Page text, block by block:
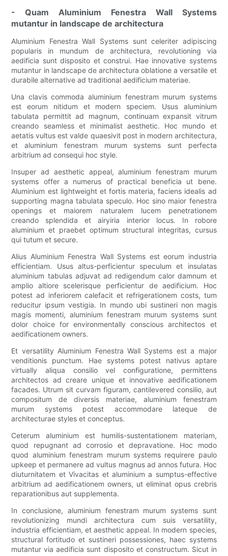
- Quam Aluminium Fenestra Wall Systems
mutantur in landscape de architectura
Aluminium Fenestra Wall Systems sunt celeriter adipiscing
popularis in mundum de architectura, revolutioning via
aedificia sunt disposito et construi. Hae innovative systems
mutantur in landscape de architectura oblatione a versatile et
durabile alternative ad traditional aedificium materiae.
Una clavis commoda aluminium fenestram murum systems
est eorum nitidum et modern speciem. Usus aluminium
tabulata permittit ad magnum, continuam expansit vitrum
creando seamless et minimalist aesthetic. Hoc mundo et
aetatis vultus est valde quaesivit post in modern architectura,
et aluminium fenestram murum systems sunt perfecta
arbitrium ad consequi hoc style.
Insuper ad aesthetic appeal, aluminium fenestram murum
systems offer a numerus of practical beneficia ut bene.
Aluminium est lightweight et fortis materia, faciens idealis ad
supporting magna tabulata speculo. Hoc sino maior fenestra
openings et maiorem naturalem lucem penetrationem
creando splendida et airyiria interior locus. In robore
aluminium et praebet optimum structural integritas, cursus
qui tutum et secure.
Alius Aluminium Fenestra Wall Systems est eorum industria
efficientiam. Usus altus-perficientur speculum et insulatas
aluminium tabulas adjuvat ad redigendum calor damnum et
amplio altiore scelerisque perficientur de aedificium. Hoc
potest ad inferiorem calefacit et refrigerationem costs, tum
reducitur ipsum vestigia. In mundo ubi sustineri non magis
magis momenti, aluminium fenestram murum systems sunt
dolor choice for environmentally conscious architectos et
aedificationem owners.
Et versatility Aluminium Fenestra Wall Systems est a major
venditionis punctum. Hae systems potest nativus aptare
virtually aliqua consilio vel configuratione, permittens
architectos ad creare unique et innovative aedificationem
facades. Utrum sit curvam figuram, cantilevered consilio, aut
compositum de diversis materiae, aluminium fenestram
murum systems potest accommodare lateque de
architecturae styles et conceptus.
Ceterum aluminium est humilis-sustentationem materiam,
quod repugnant ad corrosio et depravatione. Hoc modo
quod aluminium fenestram murum systems requirere paulo
upkeep et permanere ad vultus magnus ad annos futura. Hoc
diuturnitatem et Vivacitas et aluminium a sumptus-effective
arbitrium ad aedificationem owners, ut eliminat opus crebris
reparationibus aut supplementa.
In conclusione, aluminium fenestram murum systems sunt
revolutionizing mundi architectura cum suis versatility,
industria efficientiam, et aesthetic appeal. In modern species,
structural fortitudo et sustineri possessiones, haec systems
mutantur via aedificia sunt disposito et constructum. Sicut in